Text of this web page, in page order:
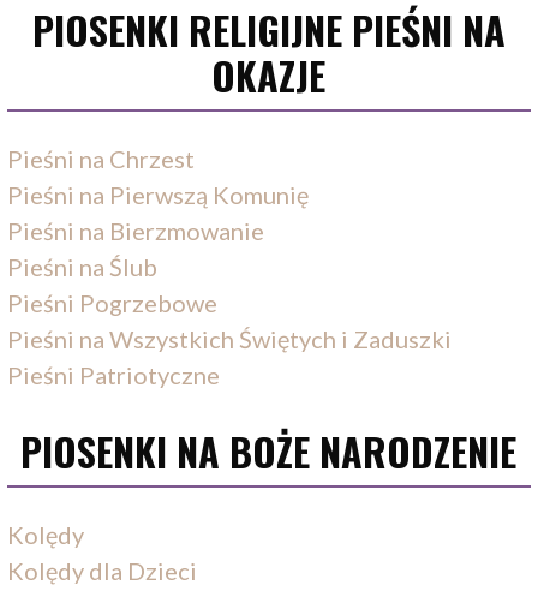
PIOSENKI RELIGIJNE PIEŚNI NA
OKAZJE
Pieśni na Chrzest
Pieśni na Pierwszą Komunię
Pieśni na Bierzmowanie
Pieśni na Ślub
Pieśni Pogrzebowe
Pieśni na Wszystkich Świętych i Zaduszki
Pieśni Patriotyczne
PIOSENKI NA BOŻE NARODZENIE
Kolędy
Kolędy dla Dzieci